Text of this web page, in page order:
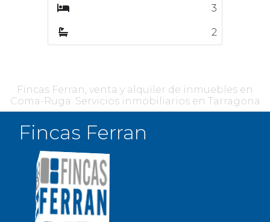
Fincas Ferran, venta y alquiler de inmuebles en
Coma-Ruga. Servicios inmobiliarios en Tarragona
Fincas Ferran